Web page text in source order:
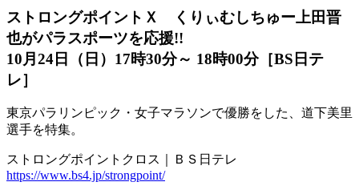
ストロングポイントＸ くりぃむしちゅー上田晋
也がパラスポーツを応援!!
10月24日（日）17時30分～ 18時00分［BS日テ
レ］
東京パラリンピック・女子マラソンで優勝をした、道下美里
選手を特集。
ストロングポイントクロス｜ＢＳ日テレ
https://www.bs4.jp/strongpoint/